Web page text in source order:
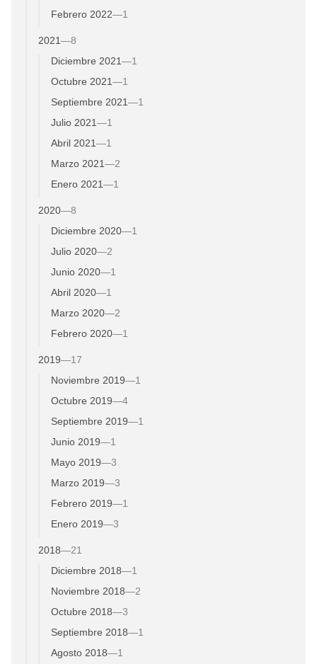
Febrero 2022—1
2021—8
Diciembre 2021—1
Octubre 2021—1
Septiembre 2021—1
Julio 2021—1
Abril 2021—1
Marzo 2021—2
Enero 2021—1
2020—8
Diciembre 2020—1
Julio 2020—2
Junio 2020—1
Abril 2020—1
Marzo 2020—2
Febrero 2020—1
2019—17
Noviembre 2019—1
Octubre 2019—4
Septiembre 2019—1
Junio 2019—1
Mayo 2019—3
Marzo 2019—3
Febrero 2019—1
Enero 2019—3
2018—21
Diciembre 2018—1
Noviembre 2018—2
Octubre 2018—3
Septiembre 2018—1
Agosto 2018—1